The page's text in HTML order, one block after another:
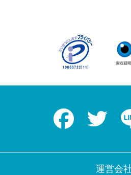
Facebook Twitter
運営会